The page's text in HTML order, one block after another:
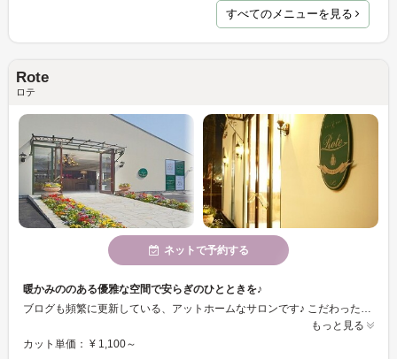
すべてのメニューを見る
Rote
ロテ
ネットで予約する
暖かみののある優雅な空間で安らぎのひとときを♪
もっと見る
カット単価： ¥ 1,100～